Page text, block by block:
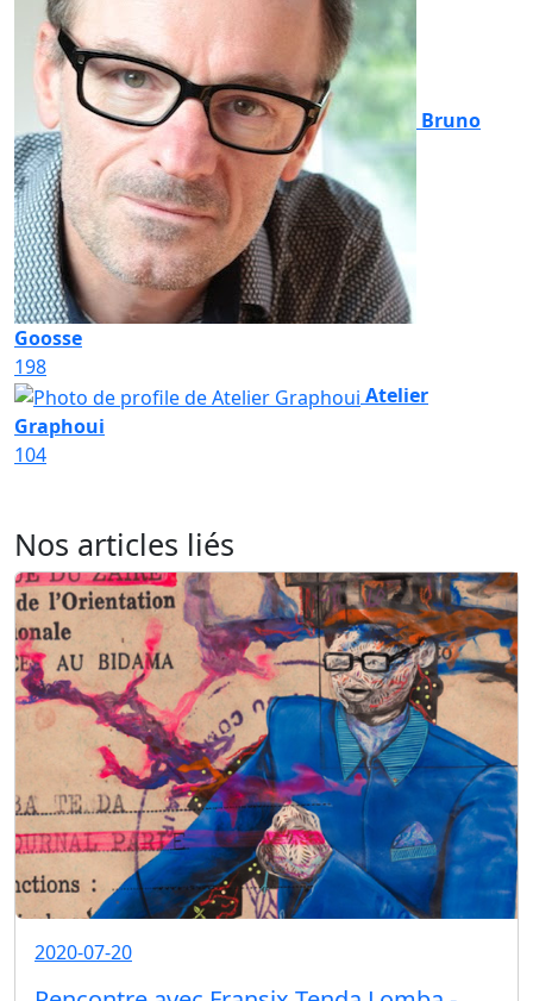
Bruno
Goosse
198
Atelier
Graphoui
104
Nos articles liés
2020-07-20